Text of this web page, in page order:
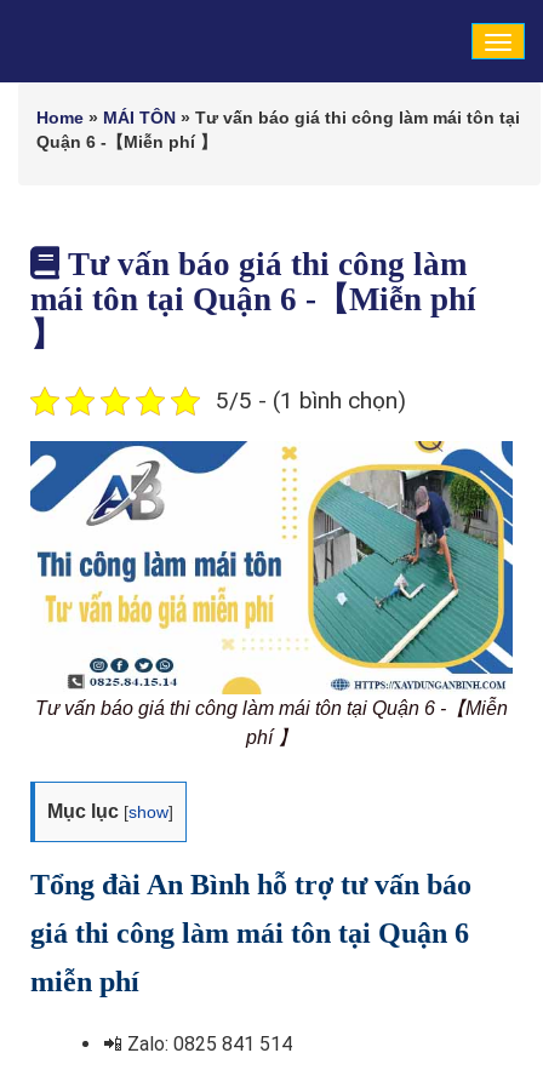
Home » MÁI TÔN » Tư vấn báo giá thi công làm mái tôn tại
Quận 6 -【Miễn phí 】
Tư vấn báo giá thi công làm
mái tôn tại Quận 6 -【Miễn phí
】
5/5 - (1 bình chọn)
Tư vấn báo giá thi công làm mái tôn tại Quận 6 -【Miễn
phí 】
Mục lục [show]
Tổng đài An Bình hỗ trợ tư vấn báo
giá thi công làm mái tôn tại Quận 6
miễn phí
📲 Zalo: 0825 841 514